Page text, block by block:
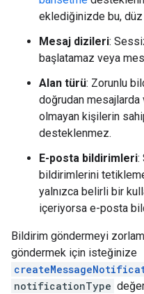
eklediğinizde bu,
Mesaj dizileri:
başlatamaz veya
Alan türü: Zorunlu
doğrudan mesajlarda
olmayan kişilerin
desteklenmez.
E-posta bildirimleri:
bildirimlerini
yalnızca belirli bir
içeriyorsa e-posta
Bildirim göndermeyi
göndermek için isteğinize
notificationType